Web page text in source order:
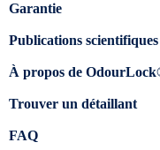
Garantie
Publications scientifiques
À propos de
Trouver un détaillant
FAQ